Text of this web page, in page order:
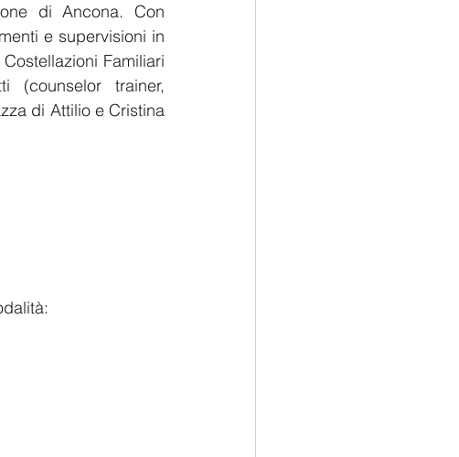
di Ancona. Con
e supervisioni in
Familiari
(counselor trainer,
di Attilio e Cristina